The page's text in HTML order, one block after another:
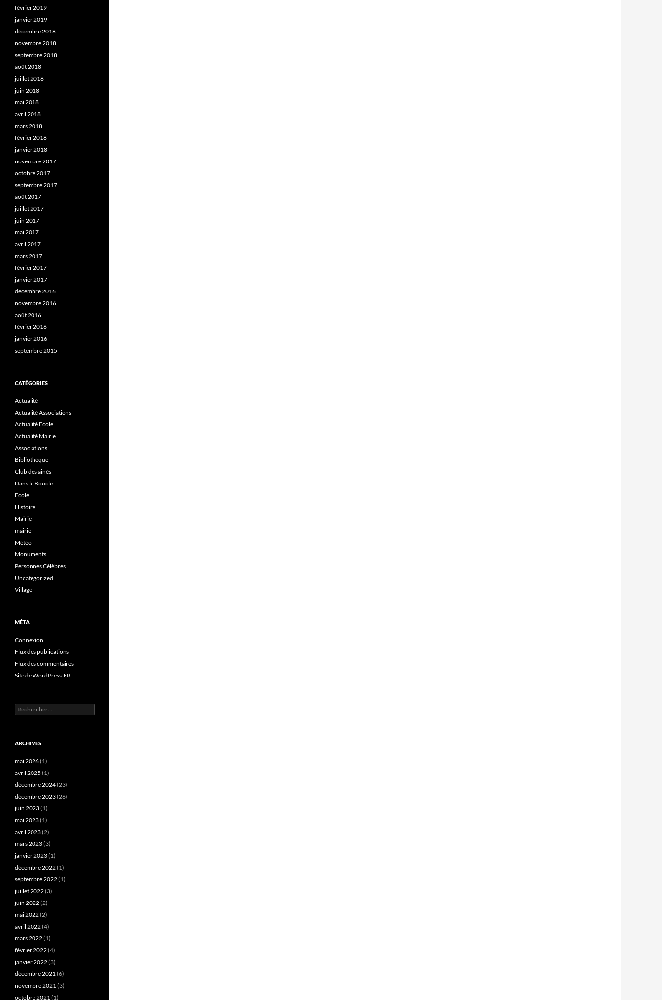
février 2019
janvier 2019
décembre 2018
novembre 2018
septembre 2018
août 2018
juillet 2018
juin 2018
mai 2018
avril 2018
mars 2018
février 2018
janvier 2018
novembre 2017
octobre 2017
septembre 2017
août 2017
juillet 2017
juin 2017
mai 2017
avril 2017
mars 2017
février 2017
janvier 2017
décembre 2016
novembre 2016
août 2016
février 2016
janvier 2016
septembre 2015
CATÉGORIES
Actualité
Actualité Associations
Actualité Ecole
Actualité Mairie
Associations
Bibliothèque
Club des ainés
Dans le Boucle
Ecole
Histoire
Mairie
mairie
Météo
Monuments
Personnes Célèbres
Uncategorized
Village
MÉTA
Connexion
Flux des publications
Flux des commentaires
Site de WordPress-FR
Rechercher :
ARCHIVES
mai 2026(1)
avril 2025 (1)
décembre 2024(23)
décembre 2023(26)
juin 2023(1)
mai 2023(1)
avril 2023(2)
mars 2023(3)
janvier 2023(1)
décembre 2022(1)
septembre 2022(1)
juillet 2022(3)
juin 2022(2)
mai 2022(2)
avril 2022(4)
mars 2022(1)
février 2022(4)
janvier 2022(3)
décembre 2021(6)
novembre 2021(3)
octobre 2021(1)